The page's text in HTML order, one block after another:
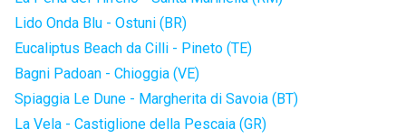
Lido Onda Blu - Ostuni (BR)
Eucaliptus Beach da Cilli - Pineto (TE)
Bagni Padoan - Chioggia (VE)
Spiaggia Le Dune - Margherita di Savoia (BT)
La Vela - Castiglione della Pescaia (GR)